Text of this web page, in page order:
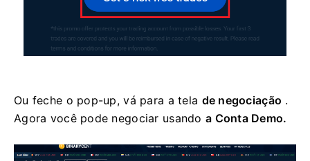
Ou feche o pop-up, vá para a tela de negociação .
Agora você pode negociar usando a Conta Demo.